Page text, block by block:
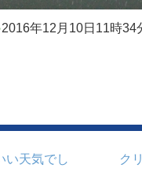
2016年12月10日11時34
い天気でし
ク